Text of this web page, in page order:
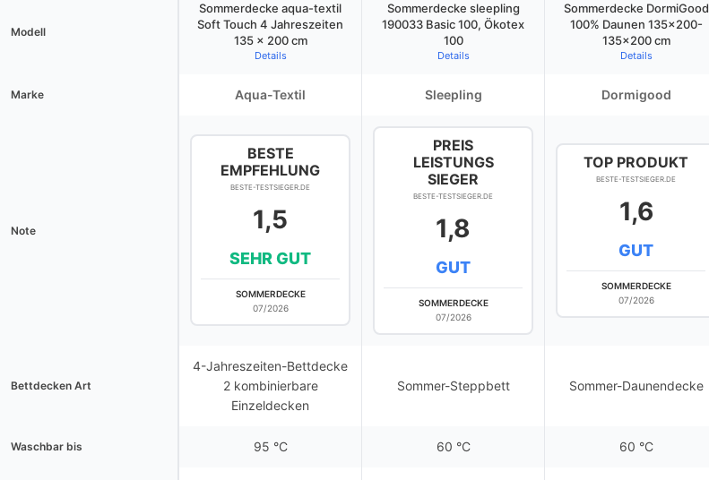
Modell
Sommerdecke aqua-textil
Soft Touch 4 Jahreszeiten
135 x 200 cm
Details
Sommerdecke sleepling
190033 Basic 100, Ökotex
100
Details
Sommerdecke DormiGood
100% Daunen 135×200-
135×200 cm
Details
Marke Aqua-Textil Sleepling Dormigood
Note
BESTE
EMPFEHLUNG
BESTE-TESTSIEGER.DE
1,5
SEHR GUT
SOMMERDECKE
07/2026
PREIS
LEISTUNGS
SIEGER
BESTE-TESTSIEGER.DE
1,8
GUT
SOMMERDECKE
07/2026
TOP PRODUKT
BESTE-TESTSIEGER.DE
1,6
GUT
SOMMERDECKE
07/2026
Bettdecken Art
4-Jahreszeiten-Bettdecke
2 kombinierbare
Einzeldecken
Sommer-Steppbett Sommer-Daunendecke
Waschbar bis 95 °C 60 °C 60 °C